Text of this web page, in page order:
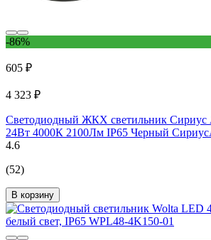
-86%
605 ₽
4 323 ₽
Светодиодный ЖКХ светильник
24Вт 4000К 2100Лм IP65 Черный
4.6
(52)
В корзину